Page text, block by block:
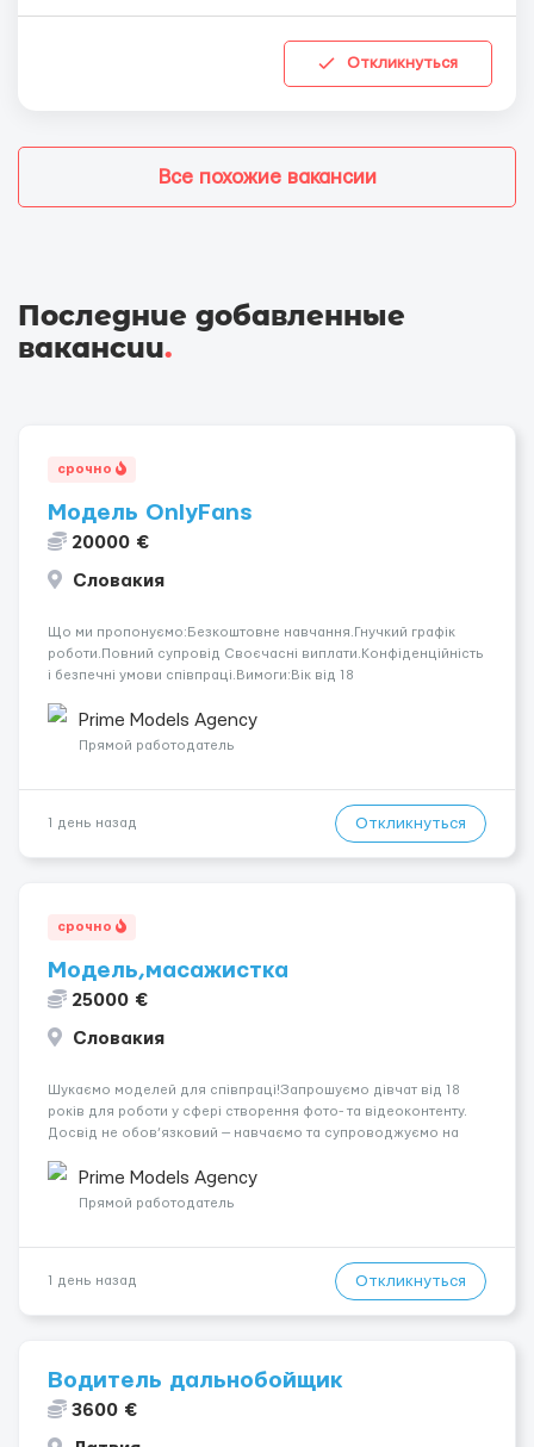
Откликнуться
Все похожие вакансии
Последние добавленные
вакансии.
срочно
Модель OnlyFans
20000 €
Словакия
Що ми пропонуємо:Безкоштовне навчання.Гнучкий графік
роботи.Повний супровід Своєчасні виплати.Конфіденційність
і безпечні умови співпраці.Вимоги:Вік від 18
розвиватися.Досвід не обов’язковий.Якщо вас зацікавила
вакансія — залишайте відгук, і ми зв’яжемося ...
Prime Models Agency
Прямой работодатель
1 день назад Откликнуться
срочно
Модель,масажистка
25000 €
Словакия
Шукаємо моделей для співпраці!Запрошуємо дівчат від 18
років для роботи у сфері створення фото- та відеоконтенту.
Досвід не обов’язковий — навчаємо та супроводжуємо на
конфіденційність і професійну підтримку. Працюємо офіційно,
поважаємо особ...
Prime Models Agency
Прямой работодатель
1 день назад Откликнуться
Водитель дальнобойщик
3600 €